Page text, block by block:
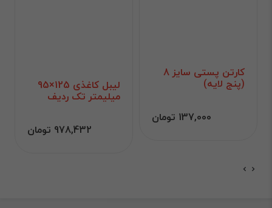
کارتن پستی سایز 8
(پنج لایه)
137,000 تومان
لیبل کاغذی 125×95
میلیمتر تک ردیف
978,432 تومان